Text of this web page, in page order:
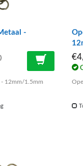
-
- 12mm/1.5mm